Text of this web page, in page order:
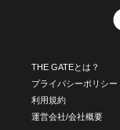
THE GATEとは？
プライバシーポリシー
利用規約
運営会社/会社概要